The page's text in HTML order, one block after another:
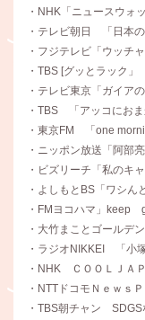
・NHK「ニュースウォ
・テレビ朝日 「日本の
・フジテレビ「ウッチ
・TBS [グッとラック」
・テレビ東京「ガイアの
・TBS 「アッコにおま
・東京FM 「one
・ニッポン放送「阿部
・ビズリーチ「私のキ
・よしもとBS「ワシん
・FMヨコハマ」keep
・大竹まことゴールデ
・ラジオNIKKEI 「小
・NHK ＣＯＯＬＪＡ
・NTTドコモＮｅｗｓ
・TBS朝チャン SDGS